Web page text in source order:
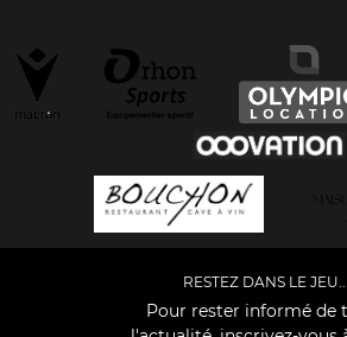
RESTEZ DANS LE JEU...
Pour rester informé de